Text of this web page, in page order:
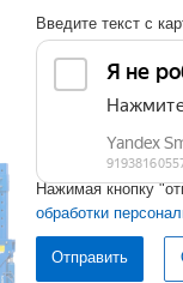
Введите текст с
Нажимая кнопку
обработки